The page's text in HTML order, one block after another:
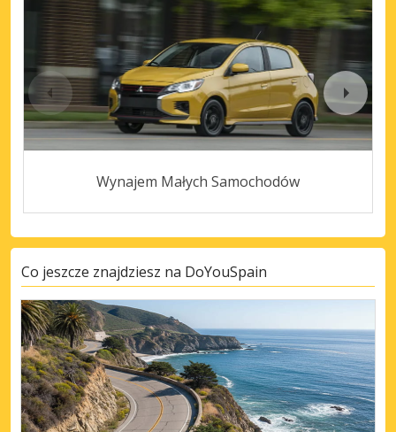
Wynajem Małych Samochodów
Co jeszcze znajdziesz na DoYouSpain